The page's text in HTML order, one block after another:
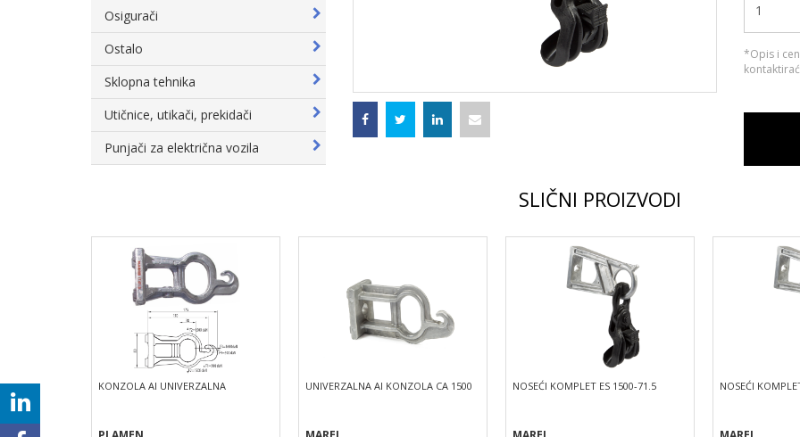
Osigurači
Ostalo
Sklopna tehnika
Utičnice, utikači, prekidači
Punjači za električna vozila
*Opis i
SLIČNI PROIZVODI
F KONZOLA Al UNIVERZALNA UNIVERZALNA Al KONZOLA CA 1500 NOSEĆI KOMPLET ES 1500-71.5 NOSEĆI